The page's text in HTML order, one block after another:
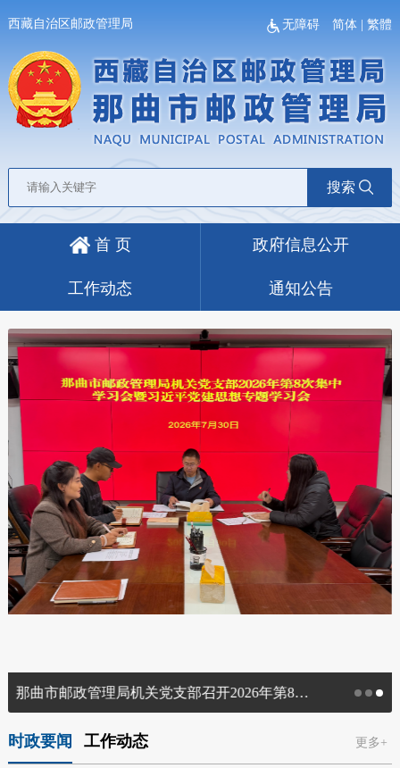
西藏自治区邮政管理局 无障碍 简体 |繁體
搜索
首 页 政府信息公开
工作动态 通知公告
那曲市邮政管理局机关党支部召开2026年第8次集中学习暨习近平党建思想专题学习会
时政要闻 工作动态 更多+